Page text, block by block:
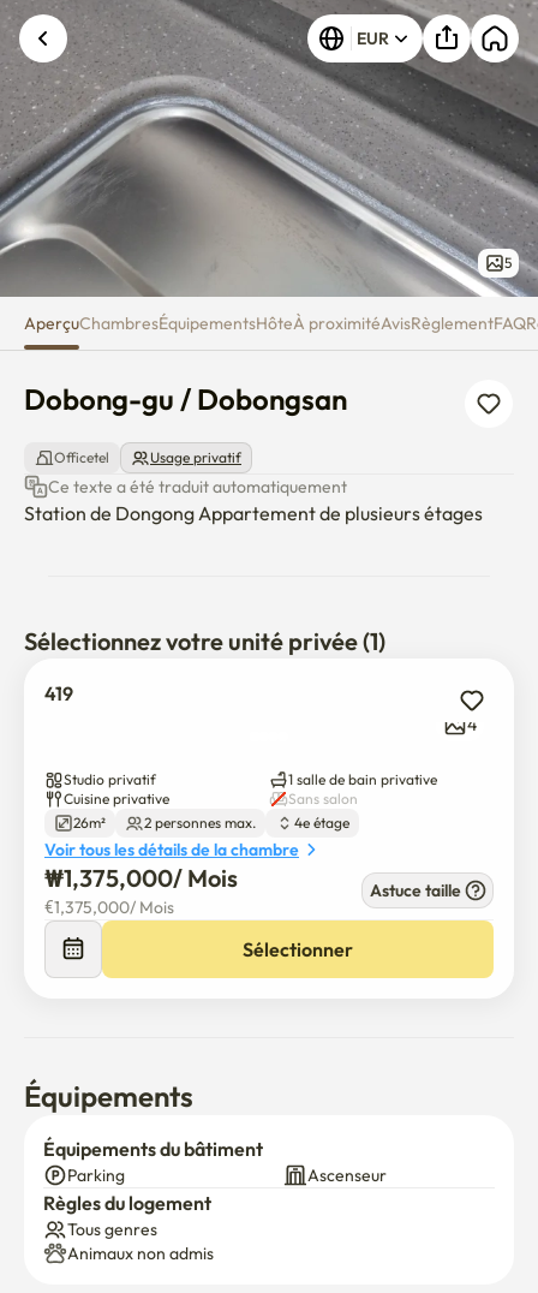
Dobong-gu / Dobongsan
EUR
5
AperçuChambresÉquipementsHôteÀ proximitéAvisRèglementFAQ
Dobong-gu / Dobongsan
Officetel Usage privatif
Ce texte a été traduit automatiquement
Station de Dongong Appartement de plusieurs étages
Sélectionnez votre unité privée (1)
419
4
Studio privatif
1 salle de bain privative
Cuisine privative
Sans salon
26m²
2 personnes max. 4e étage
Voir tous les détails de la chambre
₩1,375,000/ Mois
€1,375,000/ Mois
Astuce taille
Sélectionner
Équipements
Équipements du bâtiment
Parking Ascenseur
Règles du logement
Tous genres
Animaux non admis
Une erreur inconnue est survenue. Veuillez
réessayer.